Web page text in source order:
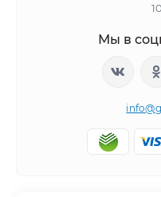
Мы в